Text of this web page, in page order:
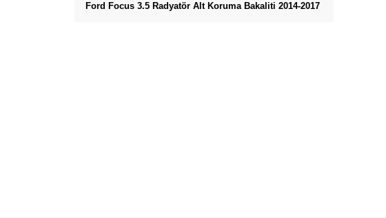
Ford Focus 3.5 Radyatör Alt Koruma Bakaliti 2014-2017